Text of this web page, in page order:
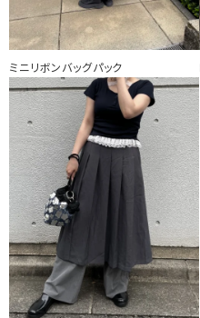
ミニリボンバッグパック